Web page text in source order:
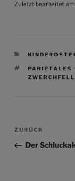
Zuletzt bearbeitet
KATEGORIEN
PARIETALES
ZWERCHFELL
Vorheriger
Beitrag
ZURÜCK
Der